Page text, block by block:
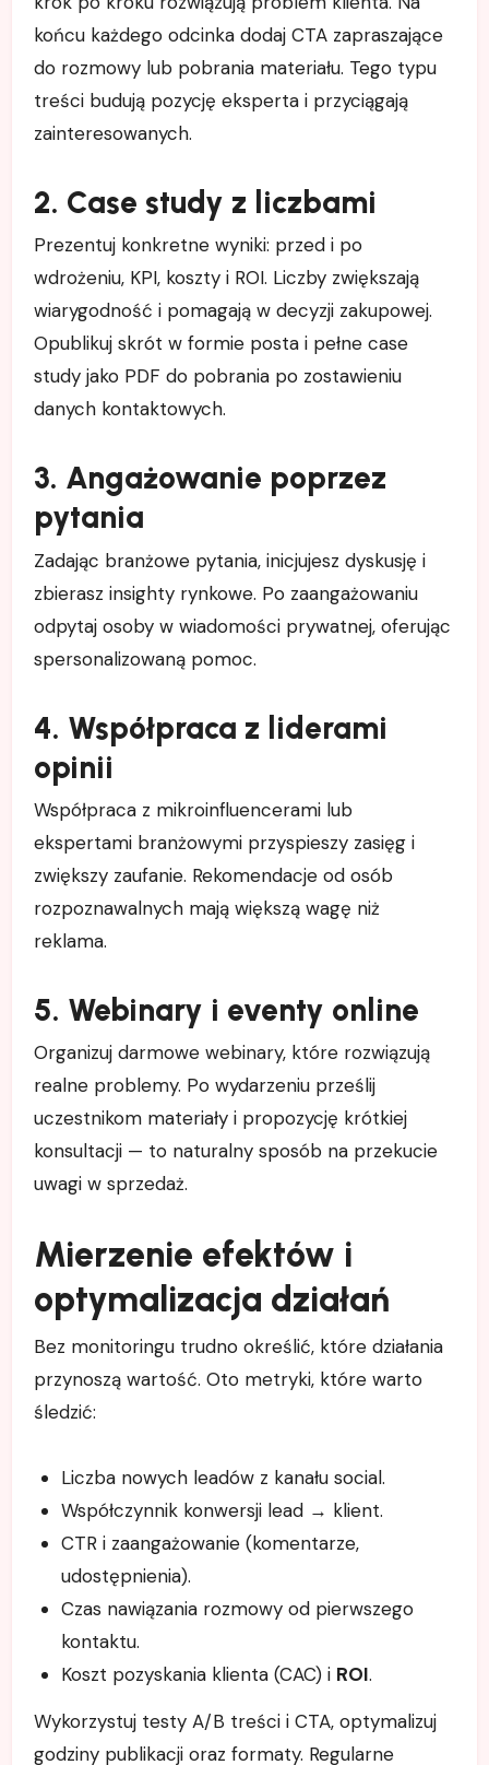
końcu każdego odcinka dodaj CTA zapraszające
do rozmowy lub pobrania materiału. Tego typu
treści budują pozycję eksperta i przyciągają
zainteresowanych.
2. Case study z liczbami
Prezentuj konkretne wyniki: przed i po
wdrożeniu, KPI, koszty i ROI. Liczby zwiększają
wiarygodność i pomagają w decyzji zakupowej.
Opublikuj skrót w formie posta i pełne case
study jako PDF do pobrania po zostawieniu
danych kontaktowych.
3. Angażowanie poprzez
pytania
Zadając branżowe pytania, inicjujesz dyskusję i
zbierasz insighty rynkowe. Po zaangażowaniu
odpytaj osoby w wiadomości prywatnej, oferując
spersonalizowaną pomoc.
4. Współpraca z liderami
opinii
Współpraca z mikroinfluencerami lub
ekspertami branżowymi przyspieszy zasięg i
zwiększy zaufanie. Rekomendacje od osób
rozpoznawalnych mają większą wagę niż
reklama.
5. Webinary i eventy online
Organizuj darmowe webinary, które rozwiązują
realne problemy. Po wydarzeniu prześlij
uczestnikom materiały i propozycję krótkiej
konsultacji — to naturalny sposób na przekucie
uwagi w sprzedaż.
Mierzenie efektów i
optymalizacja działań
Bez monitoringu trudno określić, które działania
przynoszą wartość. Oto metryki, które warto
śledzić:
Liczba nowych leadów z kanału social.
Współczynnik konwersji lead → klient.
CTR i zaangażowanie (komentarze,
udostępnienia).
Czas nawiązania rozmowy od pierwszego
kontaktu.
Koszt pozyskania klienta (CAC) i ROI.
Wykorzystuj testy A/B treści i CTA, optymalizuj
godziny publikacji oraz formaty. Regularne